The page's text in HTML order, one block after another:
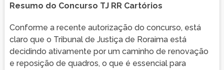
Resumo do Concurso TJ RR Cartórios
Conforme a recente autorização do concurso, está
claro que o Tribunal de Justiça de Roraima está
decidindo ativamente por um caminho de renovação
e reposição de quadros, o que é essencial para